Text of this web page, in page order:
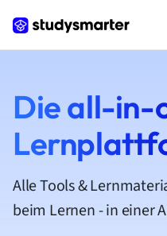
Die all-in-
Alle Tools &
beim Lernen - in einer